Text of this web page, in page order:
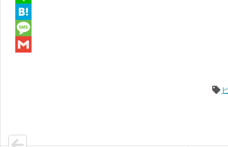
e
b
w
ii
n
H
aM
e